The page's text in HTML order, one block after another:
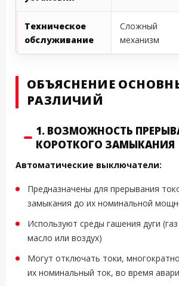
Техническое
обслуживание
Сложный
механизм
ОБЪЯСНЕНИЕ
РАЗЛИЧИЙ
1. ВОЗМОЖНОСТЬ
КОРОТКОГО ЗАМЫКАНИЯ
Автоматические выключатели:
Предназначены для прерывания
замыкания до их номинальной
Используют среды гашения дуги
масло или воздух)
Могут отключать токи,
их номинальный ток, во время